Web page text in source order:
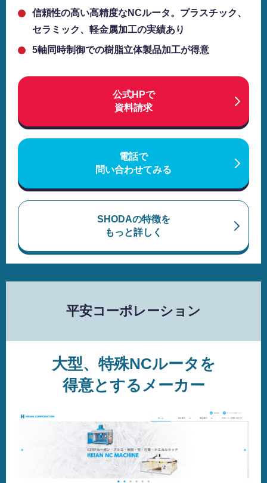
信頼性の高い高精度なNCルータ。プラスチック、
セラミック、軽金属加工の実績あり
5軸同時制御での樹脂立体製品加工が得意
公式HPで
資料請求
電話で
問い合わせてみる
SHODAの特徴を
もっと詳しく
平安コーポレーション
大型、特殊NCルータを
得意とするメーカー